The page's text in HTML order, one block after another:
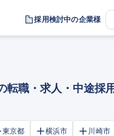
採用検討中の企業様
転職・求人・中途採
東京都 横浜市 川崎市